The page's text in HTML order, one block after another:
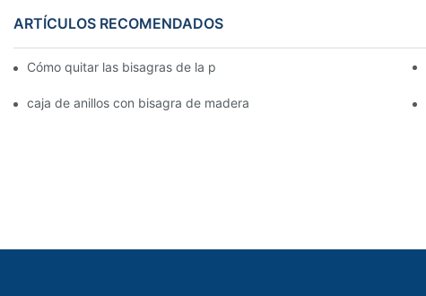
ARTÍCULOS RECOMENDADOS
Cómo quitar las bisagras de la puerta de su cocina, horno o estufa
caja de anillos con bisagra de madera